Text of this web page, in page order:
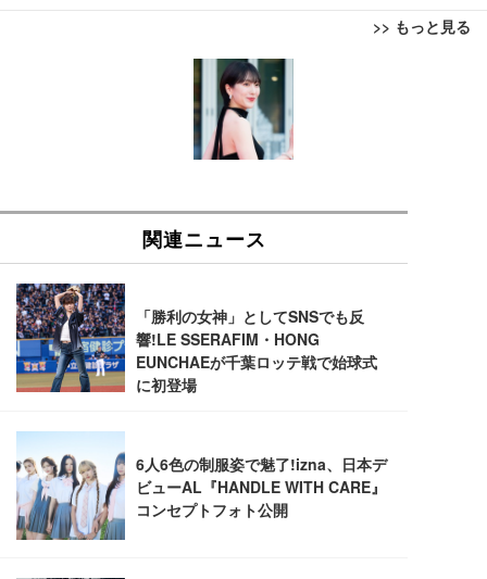
>> もっと見る
[EdoErgo] オフィスチェア 椅子 テレワーク 疲れな
い 跳ね上げ式アームレスト コンパクト 約105度ロッ
キング pc 事務椅子 360度回転 座面昇降 強化ナイロ
ン樹脂ベース 通気性メッシュ 在宅ワーク H-WY01
(黒網+黒枠+黒足)
SIHOO B100 オフィスチェア／デスクチェア メッシ
ュチェア 人間工学 疲れない ブラック
￥27,999
Sezlife オフィスチェア デスクチェア 疲れない テレ
ワーク チェア 強化バックレスト 30度ロッキング機
能 人間工学 椅子 腰サポート 90度跳ね上げ式アーム
レスト 3Dヘッドレスト ハンガー付き 高反発クッシ
￥7,680
ワーク チェア 強化バックレスト 30度ロッキング機
能 人間工学 椅子 腰サポート 90度跳ね上げ式アーム
レスト 3Dヘッドレスト ハンガー付き 高反発クッシ
￥7,680
EIZO ビジネス向けプレミアムモニター | FlexScan
EV3240X-WT | 31.5型4K UHD・USB Type-C・ホワ
￥105,595
EV2740X-WT | 27.0型4K UHD・USB Type-C・ホワ
イト
￥109,572
【純正品】27"ゲーミングモニター DualSense 充電
フック付き（CFI-ZDM1J）
￥49,979
ー フルHD（1920×1080）VA 非光沢 HDMI/DisplayP
ort/VGA スピーカー内蔵 高さ調整 スイベル VESA対
応 ComfortView ビジネス向け
￥15,800
Amazonベーシック ペットシーツ 薄型 レギュラー 1
回使い捨て 無香料 ホワイト 300枚
Amazonベーシック ペットシーツ 厚型 ワイド 42枚
x2袋(84枚) ホワイト(吸収面:ライトブルー)
￥3,234
ネオ・ルーライフ ネオ・オムツ L 中型犬用 26枚入
り 単品
￥1,800
限定】 Smart Basic アイリスオーヤマ ペットシーツ
超厚型 お徳用 ワイド 100枚入 (x 1) (ケース販売)
￥3,670